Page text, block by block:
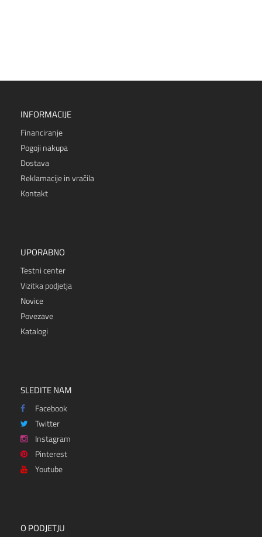
INFORMACIJE
Financiranje
Pogoji nakupa
Dostava
Reklamacije in vračila
Kontakt
UPORABNO
Testni center
Vizitka podjetja
Novice
Povezave
Katalogi
SLEDITE NAM
Facebook
Twitter
Instagram
Pinterest
Youtube
O PODJETJU